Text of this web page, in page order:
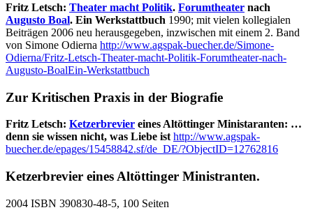
Fritz Letsch: Theater macht Politik. Forumtheater nach
Augusto Boal. Ein Werkstattbuch 1990; mit vielen kollegialen
Beiträgen 2006 neu herausgegeben, inzwischen mit einem 2. Band
von Simone Odierna http://www.agspak-buecher.de/Simone-
Odierna/Fritz-Letsch-Theater-macht-Politik-Forumtheater-nach-
Augusto-BoalEin-Werkstattbuch
Zur Kritischen Praxis in der Biografie
Fritz Letsch: Ketzerbrevier eines Altöttinger Ministaranten: …
denn sie wissen nicht, was Liebe ist http://www.agspak-
buecher.de/epages/15458842.sf/de_DE/?ObjectID=12762816
Ketzerbrevier eines Altöttinger Ministranten.
2004 ISBN 390830-48-5, 100 Seiten